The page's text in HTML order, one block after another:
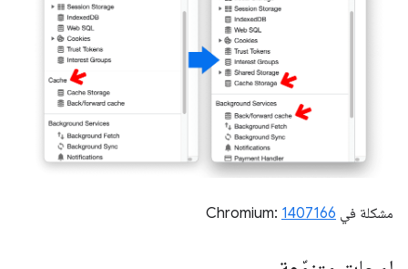
مشكلة في Chromium: 1407166